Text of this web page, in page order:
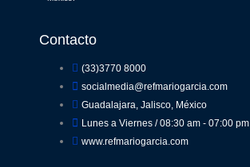
Contacto
(33)3770 8000
socialmedia@refmariogarcia.com
Guadalajara, Jalisco, México
Lunes a Viernes / 08:30 am - 07:00 pm
www.refmariogarcia.com